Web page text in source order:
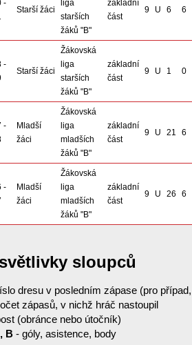
-
Starší žáci
liga
starších
žáků "B"
základní
část
9 U 6 6
-
Starší žáci
Žákovská
liga
starších
žáků "B"
základní
část
9 U 1 0
-
Mladší
žáci
Žákovská
liga
mladších
žáků "B"
základní
část
9 U 21 6
-
Mladší
žáci
Žákovská
liga
mladších
žáků "B"
základní
část
9 U 26 6
sloupců
dresu v posledním zápase (pro
zápasů, v nichž hráč nastoupil
(obránce nebo útočník)
B - góly, asistence, body